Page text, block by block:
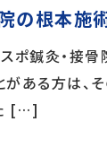
の根本施
ポ鍼灸・接
とがある方は
[…]